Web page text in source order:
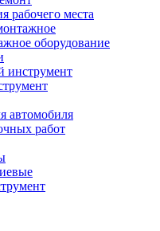
рабочего места
оборудование
инструмент
автомобиля
работ